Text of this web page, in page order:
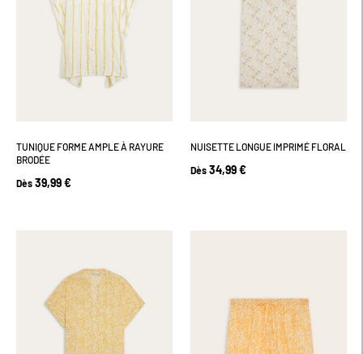
TUNIQUE FORME AMPLE À RAYURE
BRODÉE
Dès 39,99 €
NUISETTE LONGUE IMPRIMÉ FLORAL
Dès 34,99 €